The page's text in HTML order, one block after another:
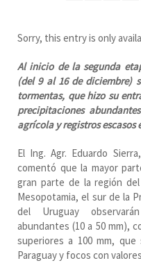
Sorry, this entry is only
Al inicio de la segunda
(del 9 al 16 de diciembre)
tormentas, que hizo su
precipitaciones
agrícola y registros escasos
El Ing. Agr. Eduardo
comentó que la mayor
gran parte de la región
Mesopotamia, el sur de la
del Uruguay
abundantes (10 a 50 mm),
superiores a 100 mm,
Paraguay y focos con